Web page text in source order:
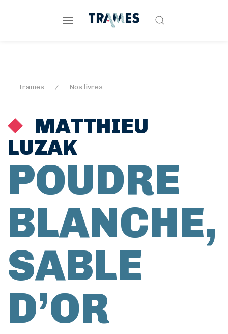
Trames Nos livres
MATTHIEU
LUZAK
POUDRE
BLANCHE,
SABLE
D’OR